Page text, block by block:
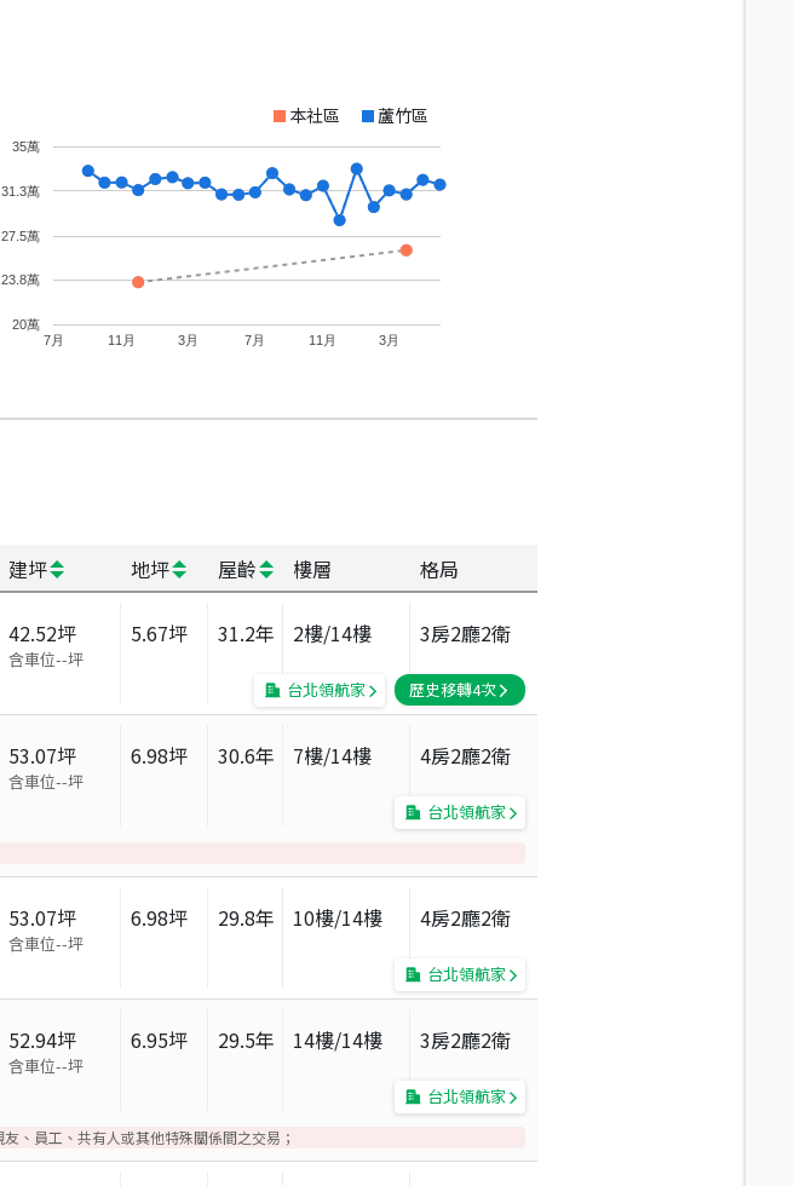
本社區 蘆竹區
7月 11月 3月 7月 11月 3月
20萬
23.8萬
27.5萬
31.3萬
35萬
建坪 地坪 屋齡 樓層 格局
42.52坪
含車位--坪
5.67坪 31.2年 2樓/14樓 3房2廳2衛
台北領航家 歷史移轉4次
53.07坪
含車位--坪
6.98坪 30.6年 7樓/14樓 4房2廳2衛
台北領航家
53.07坪
含車位--坪
6.98坪 29.8年 10樓/14樓 4房2廳2衛
台北領航家
52.94坪
含車位--坪
6.95坪 29.5年 14樓/14樓 3房2廳2衛
台北領航家
、員工、共有人或其他特殊關係間之交易；